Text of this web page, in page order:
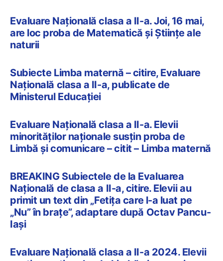
Evaluare Națională clasa a II-a. Joi, 16 mai,
are loc proba de Matematică și Științe ale
naturii
Subiecte Limba maternă – citire, Evaluare
Națională clasa a II-a, publicate de
Ministerul Educației
Evaluare Națională clasa a II-a. Elevii
minorităților naționale susțin proba de
Limbă și comunicare – citit – Limba maternă
BREAKING Subiectele de la Evaluarea
Națională de clasa a II-a, citire. Elevii au
primit un text din „Fetița care l-a luat pe
„Nu” în brațe”, adaptare după Octav Pancu-
Iași
Evaluare Națională clasa a II-a 2024. Elevii